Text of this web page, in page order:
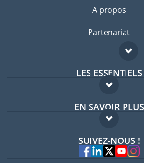
A propos
Partenariat
LES ESSENTIELS
Forum expatriés
Guides pays
EN SAVOIR PLUS
FAQ
Experts
SUIVEZ-NOUS !